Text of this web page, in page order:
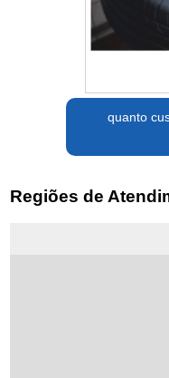
quanto
Regiões de